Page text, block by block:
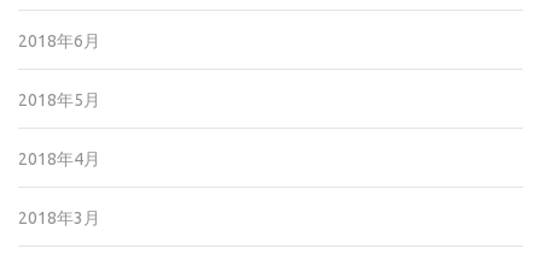
2018年6月
2018年5月
2018年4月
2018年3月